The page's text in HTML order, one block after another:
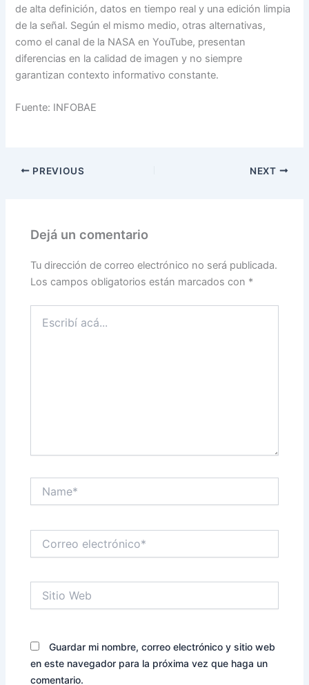
de alta definición, datos en tiempo real y una edición limpia
de la señal. Según el mismo medio, otras alternativas,
como el canal de la NASA en YouTube, presentan
diferencias en la calidad de imagen y no siempre
garantizan contexto informativo constante.
Fuente: INFOBAE
PREVIOUS NEXT
Dejá un comentario
Tu dirección de correo electrónico no será publicada.
Los campos obligatorios están marcados con *
acá...
electrónico*
Web
Guardar mi nombre, correo electrónico y sitio web
en este navegador para la próxima vez que haga un
comentario.